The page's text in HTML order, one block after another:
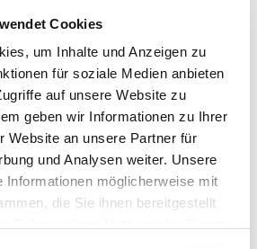
Cookies
um Inhalte und Anzeigen zu
für soziale Medien anbieten
auf unsere Website zu
geben wir Informationen zu Ihrer
Website an unsere Partner für
und Analysen weiter. Unsere
Informationen möglicherweise mit
die Sie ihnen bereitgestellt